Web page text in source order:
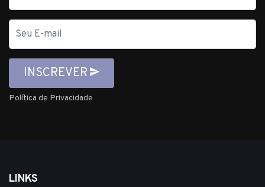
mail
INSCREVER
Política de Privacidade
LINKS